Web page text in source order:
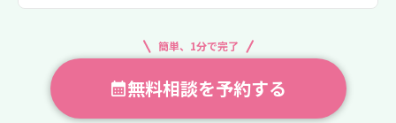
簡単、1分で完了
無料相談を予約する